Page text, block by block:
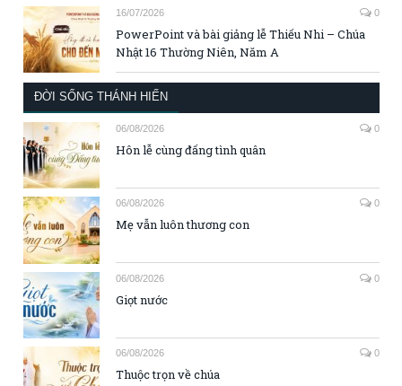
16/07/2026 0
PowerPoint và bài giảng lễ Thiếu Nhi – Chúa
Nhật 16 Thường Niên, Năm A
ĐỜI SỐNG THÁNH HIẾN
06/08/2026 0
Hôn lễ cùng đấng tình quân
06/08/2026 0
Mẹ vẫn luôn thương con
06/08/2026 0
Giọt nước
06/08/2026 0
Thuộc trọn về chúa